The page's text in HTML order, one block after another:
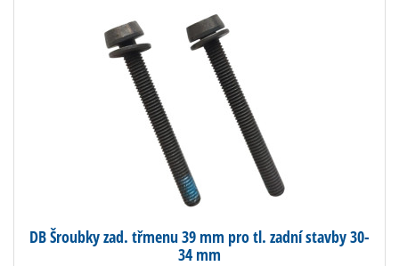
DB Šroubky zad. třmenu 39 mm pro tl. zadní stavby 30-
34 mm